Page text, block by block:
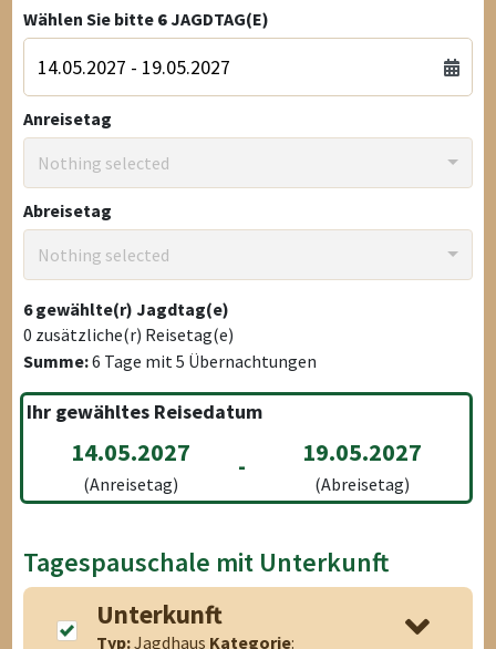
Wählen Sie bitte 6JAGDTAG(E)
Anreisetag
Nothing selected
Abreisetag
Nothing selected
6gewählte(r) Jagdtag(e)
0 zusätzliche(r) Reisetag(e)
Summe:6 Tage mit5 Übernachtungen
Ihr gewähltes Reisedatum
14.05.2027
(Anreisetag)
- 19.05.2027
(Abreisetag)
Tagespauschale mit Unterkunft
Unterkunft
Typ:Jagdhaus Kategorie: